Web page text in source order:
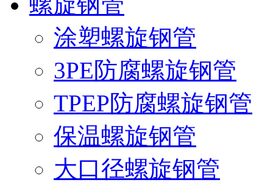
涂塑螺旋钢管
3PE防腐螺旋钢管
TPEP防腐螺旋钢管
保温螺旋钢管
大口径螺旋钢管